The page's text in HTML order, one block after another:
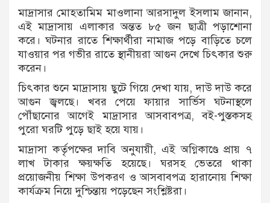
মাদ্রাসার মোহতামিম মাওলানা আরসাদুল ইসলাম জানান,
এই মাদ্রাসায় এলাকার অন্তত ৮৫ জন ছাত্রী পড়াশোনা
করে। ঘটনার রাতে শিক্ষার্থীরা নামাজ পড়ে বাড়িতে চলে
যাওয়ার পর গভীর রাতে স্থানীয়রা আগুন দেখে চিৎকার শুরু
করেন।
চিৎকার শুনে মাদ্রাসায় ছুটে গিয়ে দেখা যায়, দাউ দাউ করে
আগুন জ্বলছে। খবর পেয়ে ফায়ার সার্ভিস ঘটনাস্থলে
পৌঁছানোর আগেই মাদ্রাসার আসবাবপত্র, বই-পুস্তকসহ
পুরো ঘরটি পুড়ে ছাই হয়ে যায়।
মাদ্রাসা কর্তৃপক্ষের দাবি অনুযায়ী, এই অগ্নিকাণ্ডে প্রায় ৭
লাখ টাকার ক্ষয়ক্ষতি হয়েছে। ঘরসহ ভেতরে থাকা
প্রয়োজনীয় শিক্ষা উপকরণ ও আসবাবপত্র হারানোয় শিক্ষা
কার্যক্রম নিয়ে দুশ্চিন্তায় পড়েছেন সংশ্লিষ্টরা।